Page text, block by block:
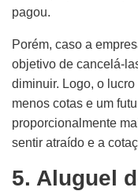
pagou.
Porém, caso a
objetivo de cancelá-
diminuir. Logo, o
menos cotas e um
proporcionalmente
sentir atraído e a
5. Aluguel